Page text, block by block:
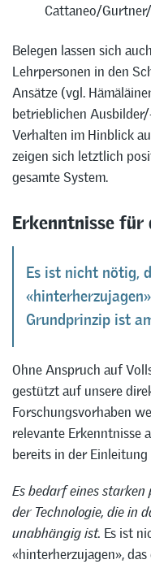
Cattaneo/
Belegen lassen sich
Lehrpersonen in den
Ansätze (vgl.
betrieblichen
Verhalten im Hinblick
zeigen sich letztlich
gesamte System.
Erkenntnisse für
Es ist nicht nötig,
Grundprinzip ist
Ohne Anspruch auf
gestützt auf unsere
Forschungsvorhaben
relevante Erkenntnisse
bereits in der
Es bedarf eines starken
der Technologie, die in
unabhängig ist. Es ist
«hinterherzujagen»,